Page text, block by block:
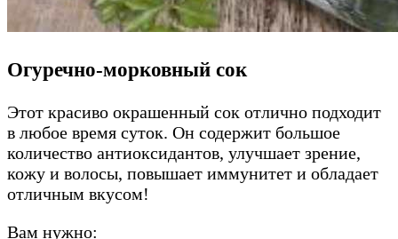
Огуречно-морковный сок
Этот красиво окрашенный сок отлично подходит
в любое время суток. Он содержит большое
количество антиоксидантов, улучшает зрение,
кожу и волосы, повышает иммунитет и обладает
отличным вкусом!
Вам нужно: